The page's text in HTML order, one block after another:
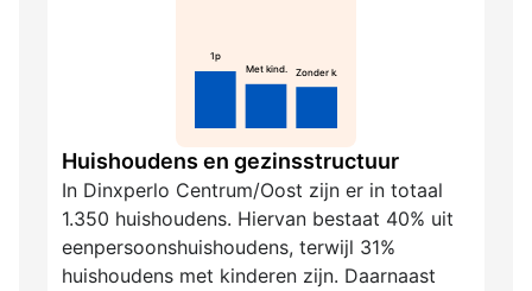
1p
Met kind.
Zonder k.
Huishoudens en gezinsstructuur
In Dinxperlo Centrum/Oost zijn er in totaal
1.350 huishoudens. Hiervan bestaat 40% uit
eenpersoonshuishoudens, terwijl 31%
huishoudens met kinderen zijn. Daarnaast